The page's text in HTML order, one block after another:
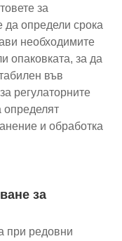
за
да определи срока
необходимите
опаковката, за да
във
регулаторните
определят
и обработка
за
при редовни